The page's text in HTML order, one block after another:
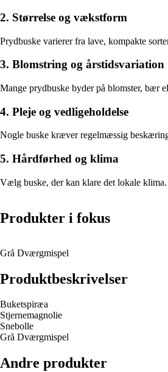
2. Størrelse og vækstform
Prydbuske varierer fra lave, kompakte
3. Blomstring og årstidsvariation
Mange prydbuske byder på blomster, bær
4. Pleje og vedligeholdelse
Nogle buske kræver regelmæssig
5. Hårdførhed og klima
Vælg buske, der kan klare det lokale
Produkter i fokus
Grå Dværgmispel
Produktbeskrivelser
Buketspiræa
Stjernemagnolie
Snebolle
Grå Dværgmispel
Andre produkter